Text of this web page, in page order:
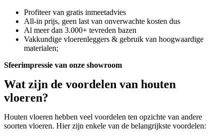
Profiteer van gratis inmeetadvies
All-in prijs, geen last van onverwachte kosten dus
Al meer dan 3.000+ tevreden bazen
Vakkundige vloerenleggers & gebruik van hoogwaardige
materialen;
Sfeerimpressie van onze showroom
Wat zijn de voordelen van houten
vloeren?
Houten vloeren hebben veel voordelen ten opzichte van andere
soorten vloeren. Hier zijn enkele van de belangrijkste voordelen: